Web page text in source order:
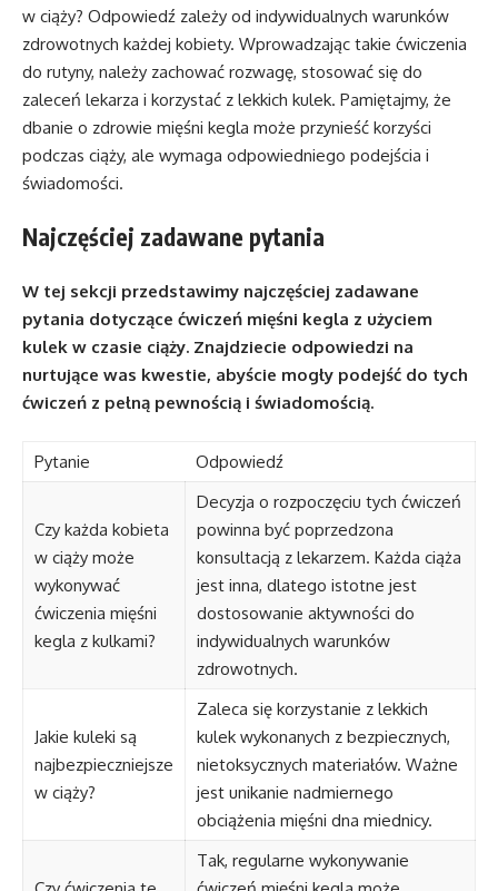
w ciąży? Odpowiedź zależy od indywidualnych warunków
zdrowotnych każdej kobiety. Wprowadzając takie ćwiczenia
do rutyny, należy zachować rozwagę, stosować się do
zaleceń lekarza i korzystać z lekkich kulek. Pamiętajmy, że
dbanie o zdrowie mięśni kegla może przynieść korzyści
podczas ciąży, ale wymaga odpowiedniego podejścia i
świadomości.
Najczęściej zadawane pytania
W tej sekcji przedstawimy najczęściej zadawane
pytania dotyczące ćwiczeń mięśni kegla z użyciem
kulek w czasie ciąży. Znajdziecie odpowiedzi na
nurtujące was kwestie, abyście mogły podejść do tych
ćwiczeń z pełną pewnością i świadomością.
Pytanie Odpowiedź
Czy każda kobieta
w ciąży może
wykonywać
ćwiczenia mięśni
kegla z kulkami?
Decyzja o rozpoczęciu tych ćwiczeń
powinna być poprzedzona
konsultacją z lekarzem. Każda ciąża
jest inna, dlatego istotne jest
dostosowanie aktywności do
indywidualnych warunków
zdrowotnych.
Jakie kuleki są
najbezpieczniejsze
w ciąży?
Zaleca się korzystanie z lekkich
kulek wykonanych z bezpiecznych,
nietoksycznych materiałów. Ważne
jest unikanie nadmiernego
obciążenia mięśni dna miednicy.
Tak, regularne wykonywanie